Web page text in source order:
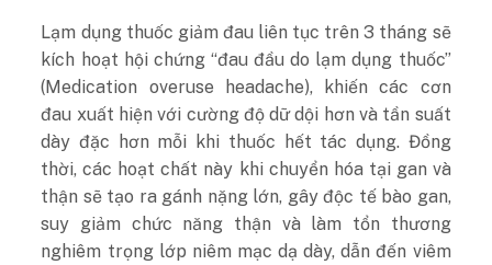
Lạm dụng thuốc giảm đau liên tục trên 3 tháng sẽ
kích hoạt hội chứng “đau đầu do lạm dụng thuốc”
(Medication overuse headache), khiến các cơn
đau xuất hiện với cường độ dữ dội hơn và tần suất
dày đặc hơn mỗi khi thuốc hết tác dụng. Đồng
thời, các hoạt chất này khi chuyển hóa tại gan và
thận sẽ tạo ra gánh nặng lớn, gây độc tế bào gan,
suy giảm chức năng thận và làm tổn thương
nghiêm trọng lớp niêm mạc dạ dày, dẫn đến viêm